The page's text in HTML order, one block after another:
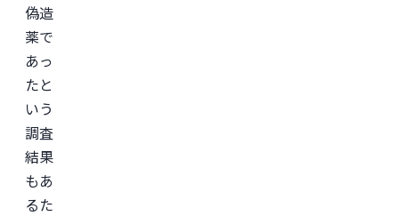
偽造
薬で
あっ
たと
いう
調査
結果
もあ
るた